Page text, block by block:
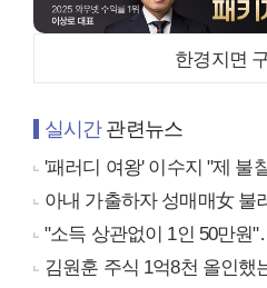
한경지면
실시간관련뉴스
'패러디 여왕' 이수지 "제 불
아내 가출하자 성매매女 불
"소득 상관없이 1인 50만원
김원훈 주식 1억8천 올인